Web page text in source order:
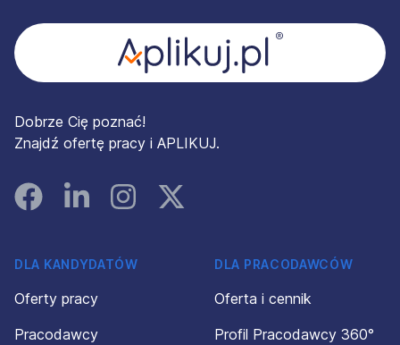
Dobrze Cię poznać!
Znajdź ofertę pracy i APLIKUJ.
FacebookLinked InInstagramInstagram
DLA KANDYDATÓW
Oferty pracy
Pracodawcy
DLA PRACODAWCÓW
Oferta i cennik
Profil Pracodawcy 360°